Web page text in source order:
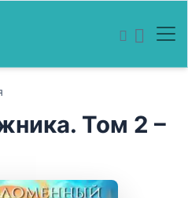
Том 2 –